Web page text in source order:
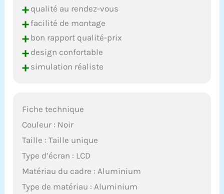
+qualité au rendez-vous
+facilité de montage
+bon rapport qualité-prix
+design confortable
+simulation réaliste
Fiche technique
Couleur : Noir
Taille : Taille unique
Type d’écran : LCD
Matériau du cadre : Aluminium
Type de matériau : Aluminium